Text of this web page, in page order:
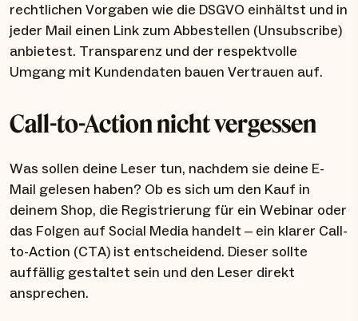
rechtlichen Vorgaben wie die DSGVO einhältst und in
jeder Mail einen Link zum Abbestellen (Unsubscribe)
anbietest. Transparenz und der respektvolle
Umgang mit Kundendaten bauen Vertrauen auf.
Call-to-Action nicht vergessen
Was sollen deine Leser tun, nachdem sie deine E-
Mail gelesen haben? Ob es sich um den Kauf in
deinem Shop, die Registrierung für ein Webinar oder
das Folgen auf Social Media handelt – ein klarer Call-
to-Action (CTA) ist entscheidend. Dieser sollte
auffällig gestaltet sein und den Leser direkt
ansprechen.